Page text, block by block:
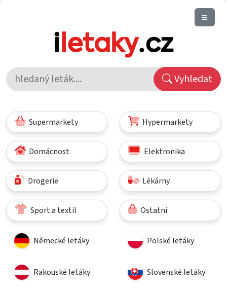
Vyhledat
Supermarkety Hypermarkety
Domácnost Elektronika
Drogerie Lékárny
Sport a textil Ostatní
Německé letáky Polské letáky
Rakouské letáky Slovenské letáky